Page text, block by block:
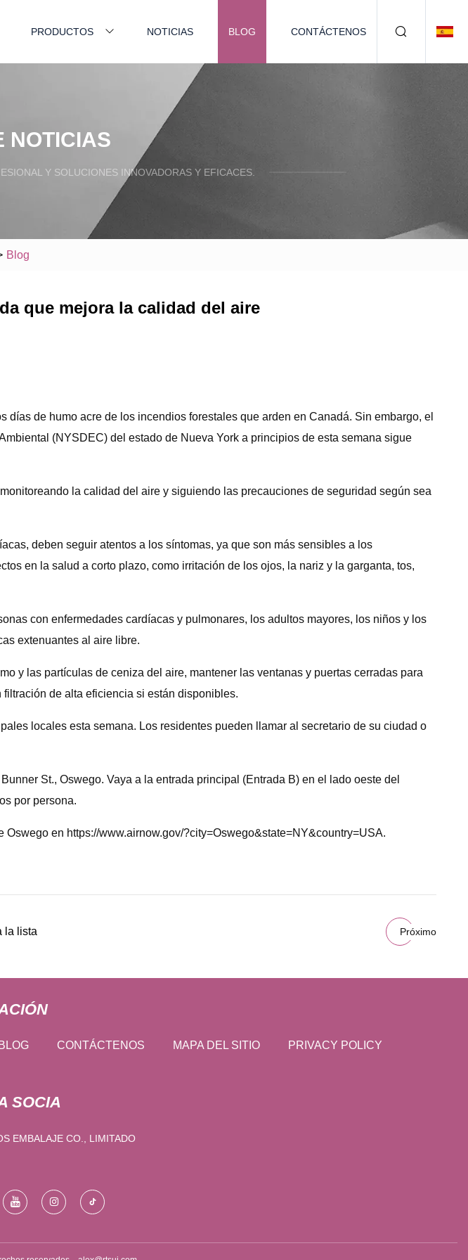
PRODUCTOS NOTICIAS BLOG CONTÁCTENOS
NOTICIAS
Y SOLUCIONES INNOVADORAS Y EFICACES.
Blog
que mejora la calidad del aire
de humo acre de los incendios forestales que arden en Canadá. Sin embargo, el
(NYSDEC) del estado de Nueva York a principios de esta semana sigue
la calidad del aire y siguiendo las precauciones de seguridad según sea
deben seguir atentos a los síntomas, ya que son más sensibles a los
en la salud a corto plazo, como irritación de los ojos, la nariz y la garganta, tos,
con enfermedades cardíacas y pulmonares, los adultos mayores, los niños y los
extenuantes al aire libre.
y las partículas de ceniza del aire, mantener las ventanas y puertas cerradas para
de alta eficiencia si están disponibles.
locales esta semana. Los residentes pueden llamar al secretario de su ciudad o
St., Oswego. Vaya a la entrada principal (Entrada B) en el lado oeste del
por persona.
en https://www.airnow.gov/?city=Oswego&state=NY&country=USA.
la lista Próximo
BLOG CONTÁCTENOS MAPA DEL SITIO PRIVACY POLICY
SOCIA
EMBALAJE CO., LIMITADO